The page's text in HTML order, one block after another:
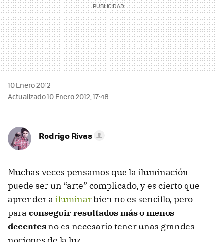
10 Enero 2012
Actualizado 10 Enero 2012, 17:48
Rodrigo Rivas
Muchas veces pensamos que la iluminación
puede ser un “arte” complicado, y es cierto que
aprender a iluminarbien no es sencillo, pero
para conseguir resultados más o menos
decentes no es necesario tener unas grandes